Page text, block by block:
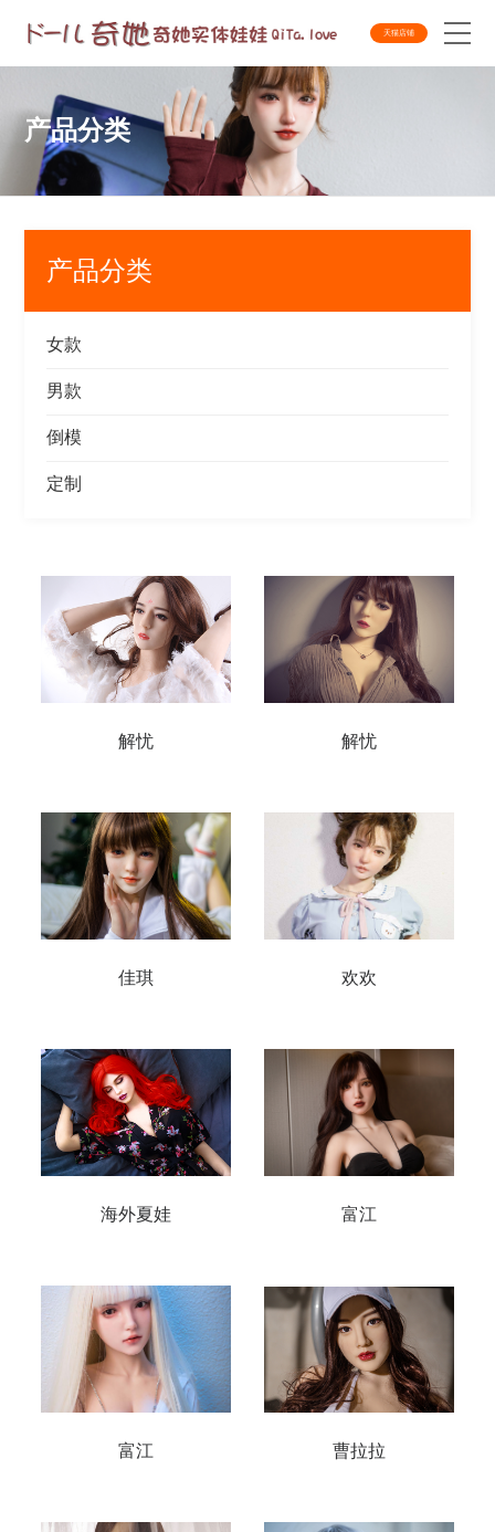
天猫店铺
产品分类
产品分类
女款
男款
倒模
定制
解忧 解忧
佳琪 欢欢
海外夏娃 富江
富江 曹拉拉